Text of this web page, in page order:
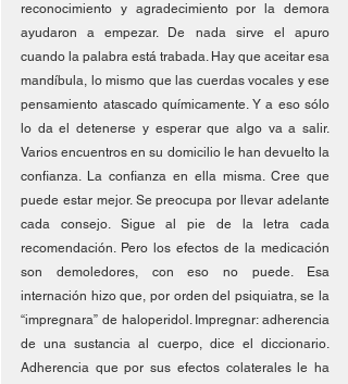
reconocimiento y agradecimiento por la demora
ayudaron a empezar. De nada sirve el apuro
cuando la palabra está trabada. Hay que aceitar esa
mandíbula, lo mismo que las cuerdas vocales y ese
pensamiento atascado químicamente. Y a eso sólo
lo da el detenerse y esperar que algo va a salir.
Varios encuentros en su domicilio le han devuelto la
confianza. La confianza en ella misma. Cree que
puede estar mejor. Se preocupa por llevar adelante
cada consejo. Sigue al pie de la letra cada
recomendación. Pero los efectos de la medicación
son demoledores, con eso no puede. Esa
internación hizo que, por orden del psiquiatra, se la
“impregnara” de haloperidol. Impregnar: adherencia
de una sustancia al cuerpo, dice el diccionario.
Adherencia que por sus efectos colaterales le ha